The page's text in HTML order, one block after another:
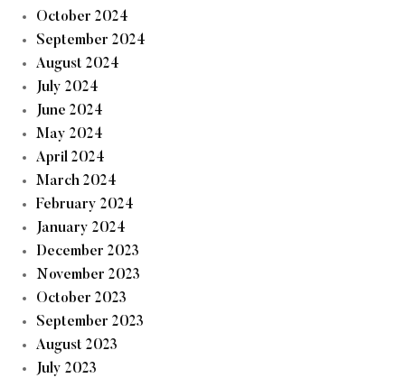
October 2024
September 2024
August 2024
July 2024
June 2024
May 2024
April 2024
March 2024
February 2024
January 2024
December 2023
November 2023
October 2023
September 2023
August 2023
July 2023